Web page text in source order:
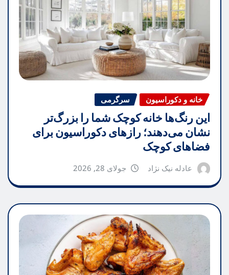
خانه و دکوراسیون سرگرمی
این رنگ‌ها خانه کوچک شما را بزرگ‌تر
نشان می‌دهند؛ رازهای دکوراسیون برای
فضاهای کوچک
عادله نیک نژاد جولای 28, 2026